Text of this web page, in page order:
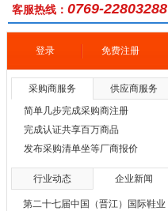
客服热线： 0769-22803288
登录 免费注册
采购商服务
供应商服务
简单几步完成采购商注册
完成认证共享百万商品
发布采购清单坐等厂商报价
行业动态 企业新闻
第二十七届中国（晋江）国际鞋业